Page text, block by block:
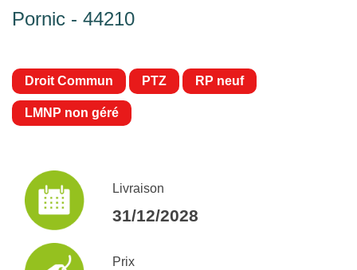
Pornic - 44210
Droit Commun PTZ RP neuf
LMNP non géré
Livraison
31/12/2028
Prix